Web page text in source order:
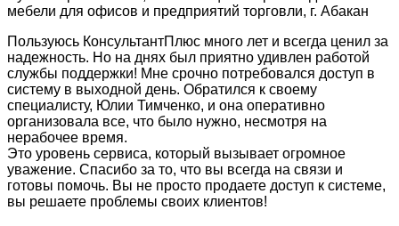
мебели для офисов и предприятий торговли, г. Абакан
Пользуюсь КонсультантПлюс много лет и всегда ценил за
надежность. Но на днях был приятно удивлен работой
службы поддержки! Мне срочно потребовался доступ в
систему в выходной день. Обратился к своему
специалисту, Юлии Тимченко, и она оперативно
организовала все, что было нужно, несмотря на
нерабочее время.
Это уровень сервиса, который вызывает огромное
уважение. Спасибо за то, что вы всегда на связи и
готовы помочь. Вы не просто продаете доступ к системе,
вы решаете проблемы своих клиентов!